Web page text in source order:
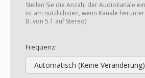
Stellen Sie die Anzahl der Audiokanäle
ist am nützlichsten, wenn Kanäle
B. von 5.1 auf Stereo).
Frequenz:
Automatisch (Keine Veränderung)